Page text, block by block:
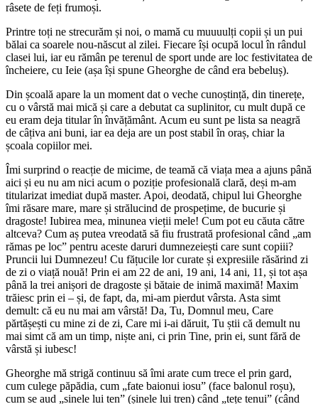
râsete de feți frumoși.
Printre toți ne strecurăm și noi, o mamă cu muuuulți copii și un pui
bălai ca soarele nou-născut al zilei. Fiecare își ocupă locul în rândul
clasei lui, iar eu rămân pe terenul de sport unde are loc festivitatea de
încheiere, cu Ieie (așa își spune Gheorghe de când era bebeluș).
Din școală apare la un moment dat o veche cunoștință, din tinerețe,
cu o vârstă mai mică și care a debutat ca suplinitor, cu mult după ce
eu eram deja titular în învățământ. Acum eu sunt pe lista sa neagră
de câțiva ani buni, iar ea deja are un post stabil în oraș, chiar la
școala copiilor mei.
Îmi surprind o reacție de micime, de teamă că viața mea a ajuns până
aici și eu nu am nici acum o poziție profesională clară, deși m-am
titularizat imediat după master. Apoi, deodată, chipul lui Gheorghe
îmi răsare mare, mare și strălucind de prospețime, de bucurie și
dragoste! Iubirea mea, minunea vieții mele! Cum pot eu căuta către
altceva? Cum aș putea vreodată să fiu frustrată profesional când „am
rămas pe loc” pentru aceste daruri dumnezeiești care sunt copiii?
Pruncii lui Dumnezeu! Cu fățucile lor curate și expresiile răsărind zi
de zi o viață nouă! Prin ei am 22 de ani, 19 ani, 14 ani, 11, și tot așa
până la trei anișori de dragoste și bătaie de inimă maximă! Maxim
trăiesc prin ei – și, de fapt, da, mi-am pierdut vârsta. Asta simt
demult: că eu nu mai am vârstă! Da, Tu, Domnul meu, Care
părtășești cu mine zi de zi, Care mi i-ai dăruit, Tu știi că demult nu
mai simt că am un timp, niște ani, ci prin Tine, prin ei, sunt fără de
vârstă și iubesc!
Gheorghe mă strigă continuu să îmi arate cum trece el prin gard,
cum culege păpădia, cum „fate baionui iosu” (face balonul roșu),
cum se aud „sinele lui ten” (șinele lui tren) când „tețe tenui” (când